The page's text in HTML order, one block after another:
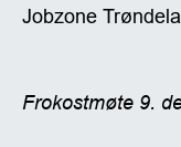
Jobzone
Frokostmøte 9.